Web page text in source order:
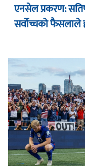
एनसेल प्रकरण:
सर्वोच्चको फैसलाले